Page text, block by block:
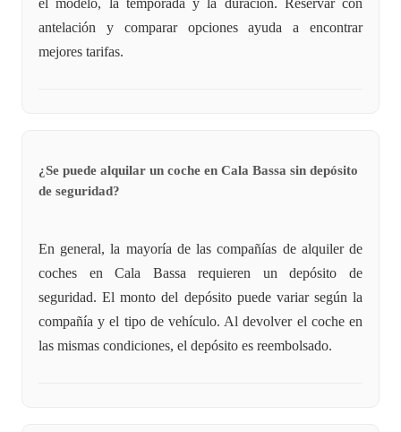
el modelo, la temporada y la duración. Reservar con
antelación y comparar opciones ayuda a encontrar
mejores tarifas.
¿Se puede alquilar un coche en Cala Bassa sin depósito
de seguridad?
En general, la mayoría de las compañías de alquiler de
coches en Cala Bassa requieren un depósito de
seguridad. El monto del depósito puede variar según la
compañía y el tipo de vehículo. Al devolver el coche en
las mismas condiciones, el depósito es reembolsado.